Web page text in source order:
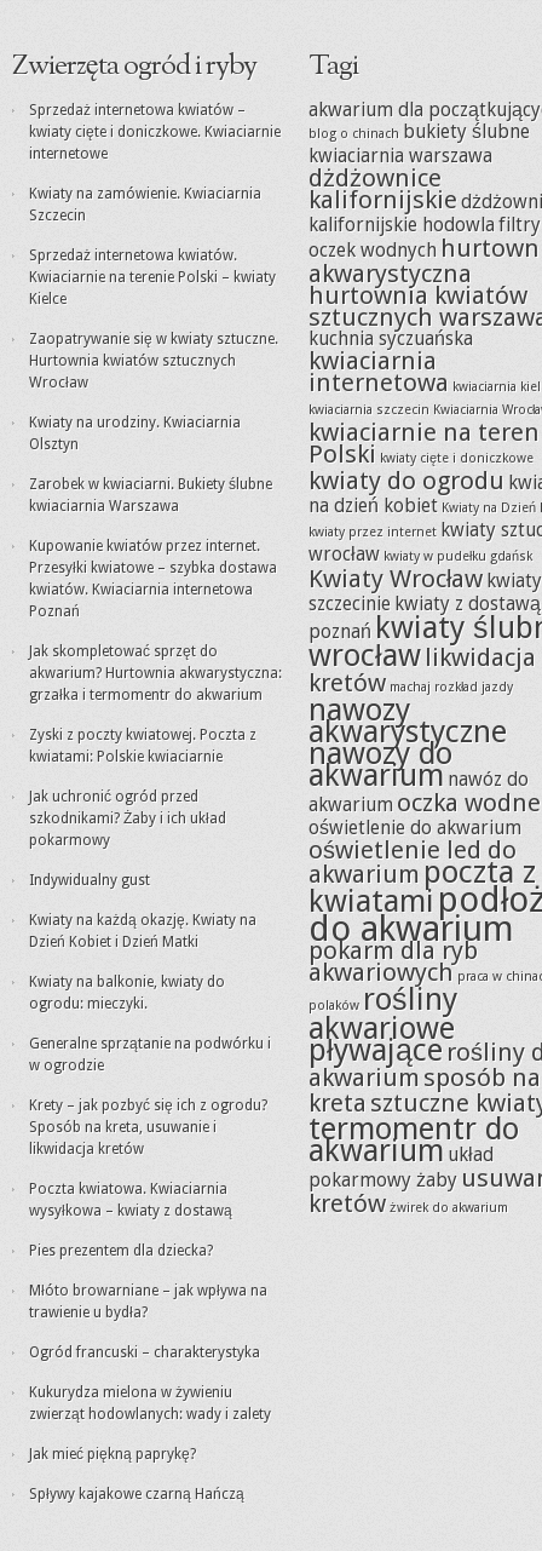
Zwierzęta ogród i ryby
Sprzedaż internetowa kwiatów –
kwiaty cięte i doniczkowe. Kwiaciarnie
internetowe
Kwiaty na zamówienie. Kwiaciarnia
Szczecin
Sprzedaż internetowa kwiatów.
Kwiaciarnie na terenie Polski – kwiaty
Kielce
Zaopatrywanie się w kwiaty sztuczne.
Hurtownia kwiatów sztucznych
Wrocław
Kwiaty na urodziny. Kwiaciarnia
Olsztyn
Zarobek w kwiaciarni. Bukiety ślubne
kwiaciarnia Warszawa
Kupowanie kwiatów przez internet.
Przesyłki kwiatowe – szybka dostawa
kwiatów. Kwiaciarnia internetowa
Poznań
Jak skompletować sprzęt do
akwarium? Hurtownia akwarystyczna:
grzałka i termomentr do akwarium
Zyski z poczty kwiatowej. Poczta z
kwiatami: Polskie kwiaciarnie
Jak uchronić ogród przed
szkodnikami? Żaby i ich układ
pokarmowy
Indywidualny gust
Kwiaty na każdą okazję. Kwiaty na
Dzień Kobiet i Dzień Matki
Kwiaty na balkonie, kwiaty do
ogrodu: mieczyki.
Generalne sprzątanie na podwórku i
w ogrodzie
Krety – jak pozbyć się ich z ogrodu?
Sposób na kreta, usuwanie i
likwidacja kretów
Poczta kwiatowa. Kwiaciarnia
wysyłkowa – kwiaty z dostawą
Pies prezentem dla dziecka?
Młóto browarniane – jak wpływa na
trawienie u bydła?
Ogród francuski – charakterystyka
Kukurydza mielona w żywieniu
zwierząt hodowlanych: wady i zalety
Jak mieć piękną paprykę?
Spływy kajakowe czarną Hańczą
Tagi
akwarium dla
blog o chinach bukiety ślubne
kwiaciarnia warszawa
dżdżownice
kalifornijskie
kalifornijskie hodowla filtry
oczek wodnych
akwarystyczna
hurtownia kwiatów
sztucznych
kuchnia syczuańska
kwiaciarnia
internetowa kwiaciarnia
kwiaciarnia szczecin Kwiaciarnia
kwiaciarnie na
Polski kwiaty cięte i doniczkowe
kwiaty do ogrodu
na dzień kobiet Kwiaty na Dzień
kwiaty przez internet kwiaty
wrocław kwiaty w pudełku gdańsk
Kwiaty Wrocław
szczecinie kwiaty z dostawą
poznań kwiaty
wrocław likwidacja
kretów machaj rozkład jazdy
nawozy
akwarystyczne
nawozy do
akwarium nawóz do
akwarium oczka wodne
oświetlenie do akwarium
oświetlenie led do
akwarium poczta z
kwiatami
do akwarium
pokarm dla ryb
akwariowych praca w
polaków rośliny
akwariowe
pływające rośliny
akwarium sposób na
kreta sztuczne
termomentr do
akwarium układ
pokarmowy żaby
kretów żwirek do akwarium